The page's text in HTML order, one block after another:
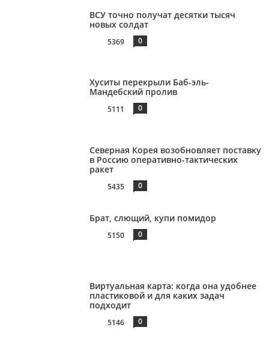
ВСУ точно получат десятки тысяч
новых солдат
5369 0
Хуситы перекрыли Баб-эль-
Мандебский пролив
5111 0
Северная Корея возобновляет поставку
в Россию оперативно-тактических
ракет
5435 0
Брат, слющий, купи помидор
5150 0
Виртуальная карта: когда она удобнее
пластиковой и для каких задач
подходит
5146 0